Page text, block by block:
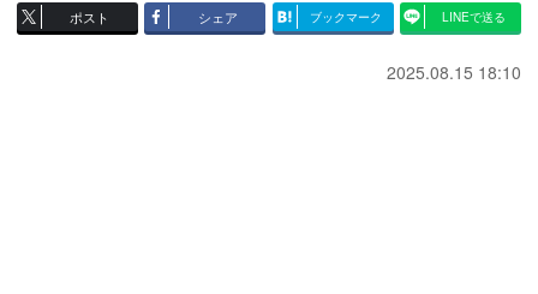
ポスト シェア ブックマーク LINEで送る
2025.08.15 18:10